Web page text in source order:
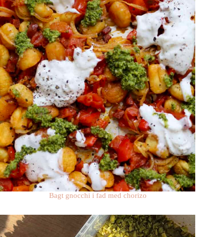
Bagt gnocchi i fad med chorizo